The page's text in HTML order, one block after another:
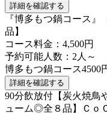
詳細を確認する
『博多もつ鍋コース
品】
コース料金：4,500円
予約可能人数：2人～
博多もつ鍋コース4500
詳細を確認する
90分飲放付【炭火焼鳥
ューム◎全８品】Ｃｏ